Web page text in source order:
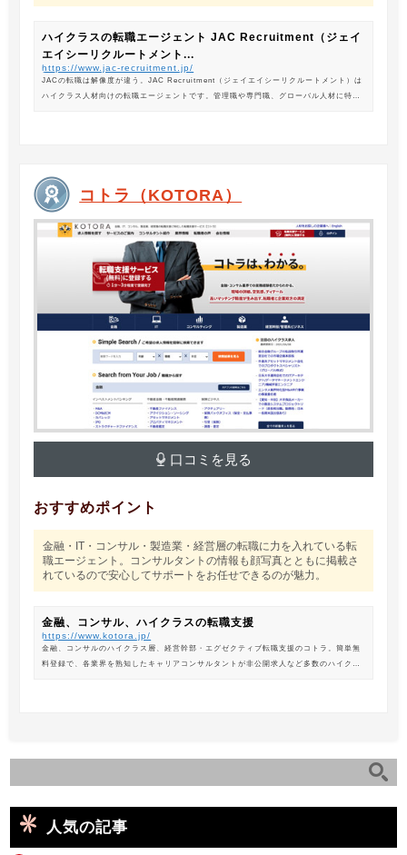
ハイクラスの転職エージェント JAC Recruitment（ジェイ
エイシーリクルートメント...
https://www.jac-recruitment.jp/
JACの転職は解像度が違う。JAC Recruitment（ジェイエイシーリクルートメント）は
ハイクラス人材向けの転職エージェントです。管理職や専門職、グローバル人材に特化
コトラ（KOTORA）
口コミを見る
おすすめポイント
金融・IT・コンサル・製造業・経営層の転職に力を入れている転
職エージェント。コンサルタントの情報も顔写真とともに掲載さ
れているので安心してサポートをお任せできるのが魅力。
金融、コンサル、ハイクラスの転職支援
https://www.kotora.jp/
金融、コンサルのハイクラス層、経営幹部・エグゼクティブ転職支援のコトラ。簡単無
料登録で、各業界を熟知したキャリアコンサルタントが非公開求人など多数のハイクラ
人気の記事